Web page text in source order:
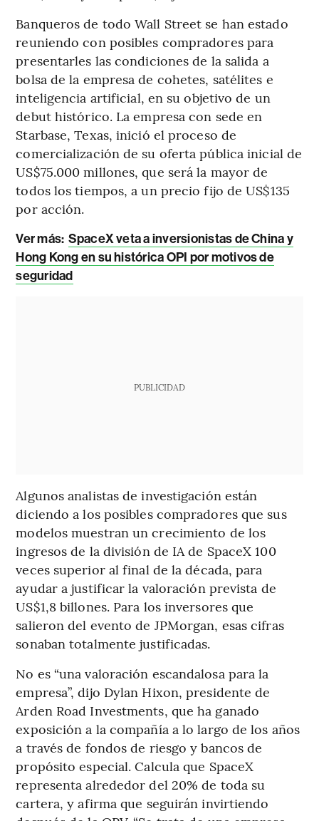
Banqueros de todo Wall Street se han estado
reuniendo con posibles compradores para
presentarles las condiciones de la salida a
bolsa de la empresa de cohetes, satélites e
inteligencia artificial, en su objetivo de un
debut histórico. La empresa con sede en
Starbase, Texas, inició el proceso de
comercialización de su oferta pública inicial de
US$75.000 millones, que será la mayor de
todos los tiempos, a un precio fijo de US$135
por acción.
Ver más: SpaceX veta a inversionistas de China y
Hong Kong en su histórica OPI por motivos de
seguridad
PUBLICIDAD
Algunos analistas de investigación están
diciendo a los posibles compradores que sus
modelos muestran un crecimiento de los
ingresos de la división de IA de SpaceX 100
veces superior al final de la década, para
ayudar a justificar la valoración prevista de
US$1,8 billones. Para los inversores que
salieron del evento de JPMorgan, esas cifras
sonaban totalmente justificadas.
No es “una valoración escandalosa para la
empresa”, dijo Dylan Hixon, presidente de
Arden Road Investments, que ha ganado
exposición a la compañía a lo largo de los años
a través de fondos de riesgo y bancos de
propósito especial. Calcula que SpaceX
representa alrededor del 20% de toda su
cartera, y afirma que seguirán invirtiendo